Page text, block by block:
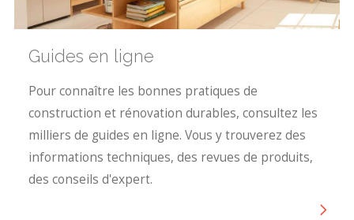
Guides en ligne
Pour connaître les bonnes pratiques de
construction et rénovation durables, consultez les
milliers de guides en ligne. Vous y trouverez des
informations techniques, des revues de produits,
des conseils d'expert.